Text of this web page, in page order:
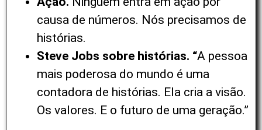
causa de números. Nós precisamos de
histórias.
Steve Jobs sobre histórias. “A pessoa
mais poderosa do mundo é uma
contadora de histórias. Ela cria a visão.
Os valores. E o futuro de uma geração.”